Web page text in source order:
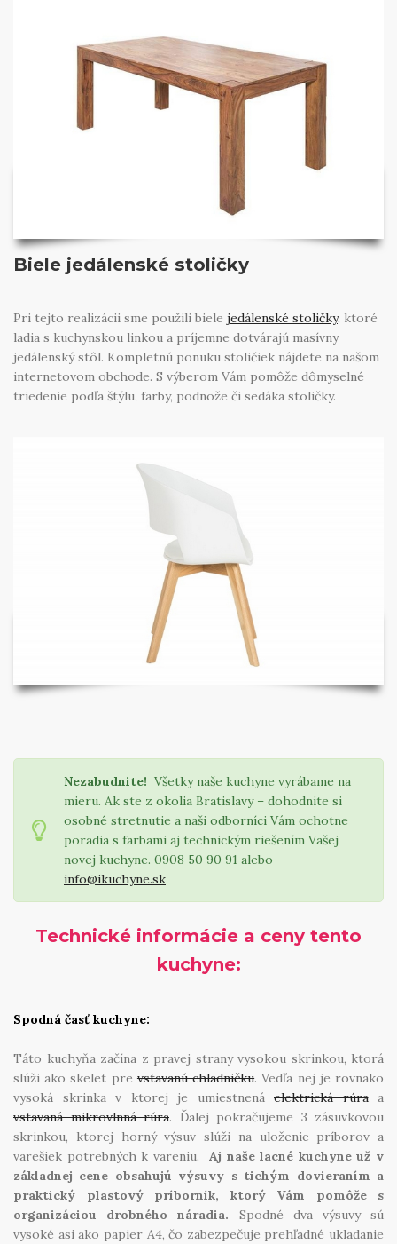
Biele jedálenské stoličky
Pri tejto realizácii sme použili biele jedálenské stoličky, ktoré
ladia s kuchynskou linkou a príjemne dotvárajú masívny
jedálenský stôl. Kompletnú ponuku stoličiek nájdete na našom
internetovom obchode. S výberom Vám pomôže dômyselné
triedenie podľa štýlu, farby, podnože či sedáka stoličky.
Nezabudnite! Všetky naše kuchyne vyrábame na
mieru. Ak ste z okolia Bratislavy – dohodnite si
osobné stretnutie a naši odborníci Vám ochotne
poradia s farbami aj technickým riešením Vašej
novej kuchyne. 0908 50 90 91 alebo
info@ikuchyne.sk
Technické informácie a ceny tento
kuchyne:
Spodná časť kuchyne:
Táto kuchyňa začína z pravej strany vysokou skrinkou, ktorá
slúži ako skelet prevstavanú chladničku. Vedľa nej je rovnako
vysoká skrinka v ktorej je umiestnená elektrická rúraa
vstavaná mikrovlnná rúra. Ďalej pokračujeme 3 zásuvkovou
skrinkou, ktorej horný výsuv slúži na uloženie príborov a
varešiek potrebných k vareniu.
Aj naše lacné kuchyne už v
základnej cene obsahujú výsuvy s tichým dovieraním a
praktický plastový príborník, ktorý Vám pomôže s
organizáciou drobného náradia. Spodné dva výsuvy sú
vysoké asi ako papier A4, čo zabezpečuje prehľadné ukladanie